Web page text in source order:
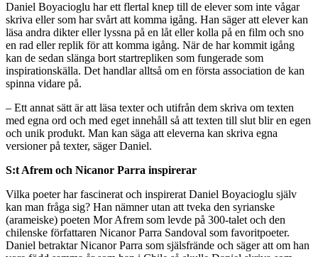
Daniel Boyacioglu har ett flertal knep till de elever som inte vågar
skriva eller som har svårt att komma igång. Han säger att elever kan
läsa andra dikter eller lyssna på en låt eller kolla på en film och sno
en rad eller replik för att komma igång. När de har kommit igång
kan de sedan slänga bort startrepliken som fungerade som
inspirationskälla. Det handlar alltså om en första association de kan
spinna vidare på.
– Ett annat sätt är att läsa texter och utifrån dem skriva om texten
med egna ord och med eget innehåll så att texten till slut blir en egen
och unik produkt. Man kan säga att eleverna kan skriva egna
versioner på texter, säger Daniel.
S:t Afrem och Nicanor Parra inspirerar
Vilka poeter har fascinerat och inspirerat Daniel Boyacioglu själv
kan man fråga sig? Han nämner utan att tveka den syrianske
(arameiske) poeten Mor Afrem som levde på 300-talet och den
chilenske författaren Nicanor Parra Sandoval som favoritpoeter.
Daniel betraktar Nicanor Parra som själsfrände och säger att om han